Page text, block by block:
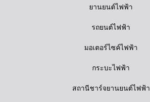
ยานยนต์ไฟฟ้า
รถยนต์ไฟฟ้า
มอเตอร์ไซค์ไฟฟ้า
กระบะไฟฟ้า
สถานีชาร์จยานยนต์ไฟฟ้า